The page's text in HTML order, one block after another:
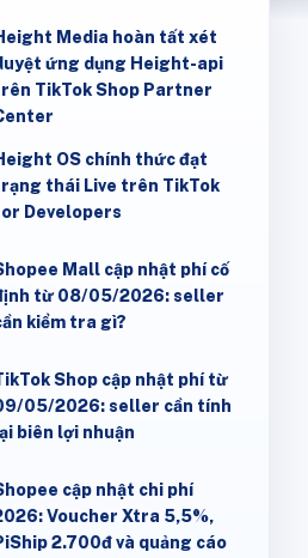
Media hoàn tất xét
ứng dụng Height-api
TikTok Shop Partner
OS chính thức đạt
thái Live trên TikTok
Developers
Mall cập nhật phí cố
từ 08/05/2026: seller
kiểm tra gì?
Shop cập nhật phí từ
05/2026: seller cần tính
biên lợi nhuận
cập nhật chi phí
Voucher Xtra 5,5%,
2.700đ và quảng cáo